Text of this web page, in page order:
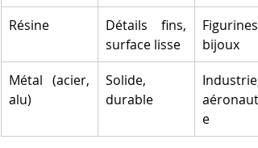
Résine
Détails fins,
surface lisse
Figurines,
bijoux
Métal (acier,
alu)
Solide,
durable
Industrie,
e